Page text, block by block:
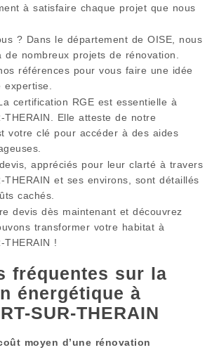
à satisfaire chaque projet que nous
? Dans le département de OISE, nous
de nombreux projets de rénovation.
références pour vous faire une idée
certification RGE est essentielle à
THERAIN. Elle atteste de notre
votre clé pour accéder à des aides
appréciés pour leur clarté à travers
THERAIN et ses environs, sont détaillés
cachés.
devis dès maintenant et découvrez
transformer votre habitat à
THERAIN !
fréquentes sur la
énergétique à
SUR-THERAIN
moyen d’une rénovation